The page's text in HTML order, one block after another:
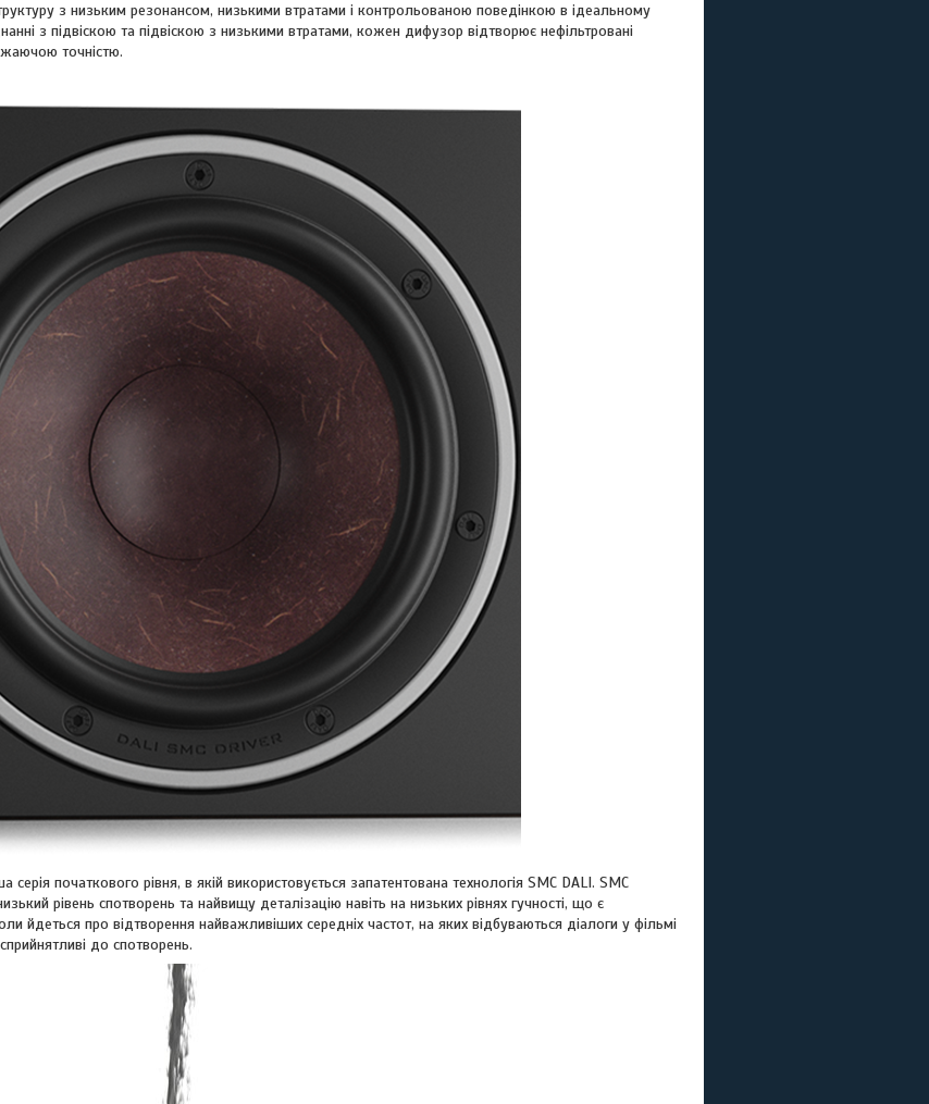
з низьким резонансом, низькими втратами і контрольованою поведінкою в ідеальному
з підвіскою та підвіскою з низькими втратами, кожен дифузор відтворює нефільтровані
точністю.
серія початкового рівня, в якій використовується запатентована технологія SMC DALI. SMC
рівень спотворень та найвищу деталізацію навіть на низьких рівнях гучності, що є
йдеться про відтворення найважливіших середніх частот, на яких відбуваються діалоги у фільмі
до спотворень.